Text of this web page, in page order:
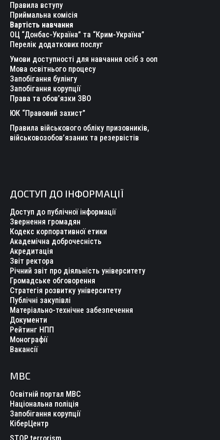
in
new
window
in
new
window
in
new
window
in
new
window
new
Правила вступу
Приймальна комісія
Вартість навчання
ОЦ “Донбас-Україна” та “Крим-Україна”
Перелік додаткових послуг
Умови доступності для навчання осіб з ооп
Мова освітнього процесу
Запобігання булінгу
Запобігання корупції
Права та обов’язки ЗВО
ЮК “Правовий захист”
Правила військового обліку призовників,
військовозобов’язаних та резервістів
ДОСТУП ДО ІНФОРМАЦІЇ
Доступ до публічної інформації
Звернення громадян
Кодекс корпоративної етики
Академічна доброчесність
Акредитація
Звіт ректора
Річний звіт про діяльність університету
Громадське обговорення
Стратегія розвитку університету
Публічні закупівлі
Матеріально-технічне забезпечення
Документи
Рейтинг НПП
Монографії
Вакансії
МВС
Освітній портал МВС
Національна поліція
Запобігання корупції
КіберЦентр